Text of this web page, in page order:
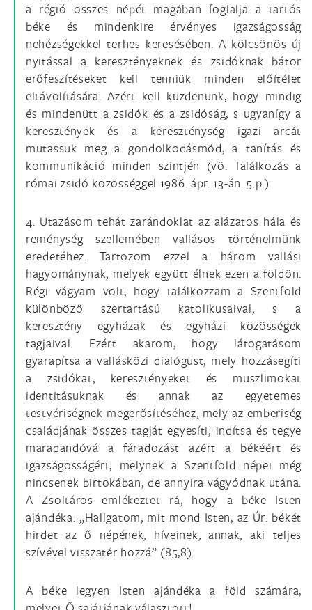
a régió összes népét magában foglalja a tartós
béke és mindenkire érvényes igazságosság
nehézségekkel terhes keresésében. A kölcsönös új
nyitással a keresztényeknek és zsidóknak bátor
erőfeszítéseket kell tenniük minden előítélet
eltávolítására. Azért kell küzdenünk, hogy mindig
és mindenütt a zsidók és a zsidóság, s ugyanígy a
keresztények és a kereszténység igazi arcát
mutassuk meg a gondolkodásmód, a tanítás és
kommunikáció minden szintjén (vö. Találkozás a
római zsidó közösséggel 1986. ápr. 13-án. 5.p.)
4. Utazásom tehát zarándoklat az alázatos hála és
reménység szellemében vallásos történelmünk
eredetéhez. Tartozom ezzel a három vallási
hagyománynak, melyek együtt élnek ezen a földön.
Régi vágyam volt, hogy találkozzam a Szentföld
különböző szertartású katolikusaival, s a
keresztény egyházak és egyházi közösségek
tagjaival. Ezért akarom, hogy látogatásom
gyarapítsa a vallásközi dialógust, mely hozzásegíti
a zsidókat, keresztényeket és muszlimokat
identitásuknak és annak az egyetemes
testvériségnek megerősítéséhez, mely az emberiség
családjának összes tagját egyesíti; indítsa és tegye
maradandóvá a fáradozást azért a békéért és
igazságosságért, melynek a Szentföld népei még
nincsenek birtokában, de annyira vágyódnak utána.
A Zsoltáros emlékeztet rá, hogy a béke Isten
ajándéka: „Hallgatom, mit mond Isten, az Úr: békét
hirdet az ő népének, híveinek, annak, aki teljes
szívével visszatér hozzá” (85,8).
A béke legyen Isten ajándéka a föld számára,